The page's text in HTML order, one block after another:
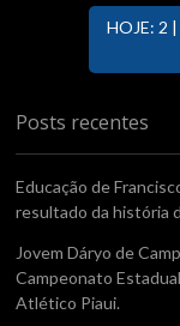
HOJE: 2
Posts recentes
Educação de
resultado da história
Jovem Dáryo de
Campeonato
Atlético Piaui.